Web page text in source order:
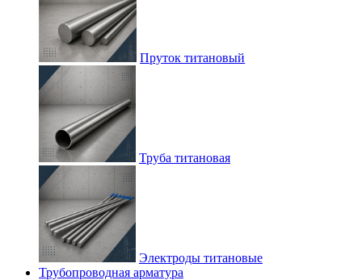
Пруток титановый
Труба титановая
Электроды титановые
Трубопроводная арматура